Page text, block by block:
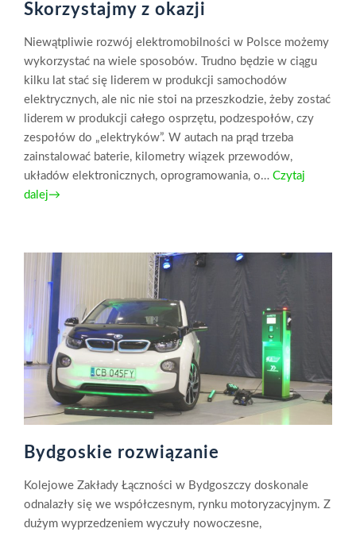
Skorzystajmy z okazji
Niewątpliwie rozwój elektromobilności w Polsce możemy
wykorzystać na wiele sposobów. Trudno będzie w ciągu
kilku lat stać się liderem w produkcji samochodów
elektrycznych, ale nic nie stoi na przeszkodzie, żeby zostać
liderem w produkcji całego osprzętu, podzespołów, czy
zespołów do „elektryków”. W autach na prąd trzeba
zainstalować baterie, kilometry wiązek przewodów,
układów elektronicznych, oprogramowania, o… Czytaj
dalej→
Bydgoskie rozwiązanie
Kolejowe Zakłady Łączności w Bydgoszczy doskonale
odnalazły się we współczesnym, rynku motoryzacyjnym. Z
dużym wyprzedzeniem wyczuły nowoczesne,